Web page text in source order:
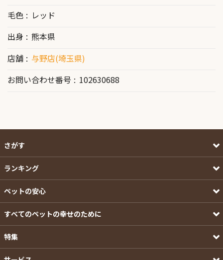
毛色
レッド
出身
熊本県
店舗
与野店(埼玉県)
お問い合わせ番号
102630688
さがす
ランキング
ペットの安心
すべてのペットの幸せのために
特集